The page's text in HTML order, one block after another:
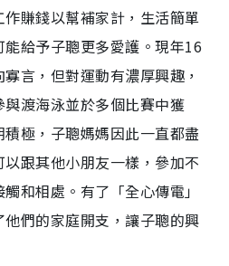
賺錢以幫補家計，生活簡單
給予子聰更多愛護。現年16
言，但對運動有濃厚興趣，
渡海泳並於多個比賽中獲
極，子聰媽媽因此一直都盡
跟其他小朋友一樣，參加不
和相處。有了「全心傳電」
們的家庭開支，讓子聰的興